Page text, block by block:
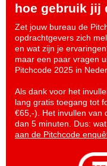
hoe gebruik jij
Zet jouw bureau de
opdrachtgevers zich
en wat zijn je
maar een paar vragen
Pitchcode 2025 in
Als dank voor het
lang gratis toegang tot
€65,-). Het invullen van
dan 5 minuten. Dus:
aan de Pitchcode